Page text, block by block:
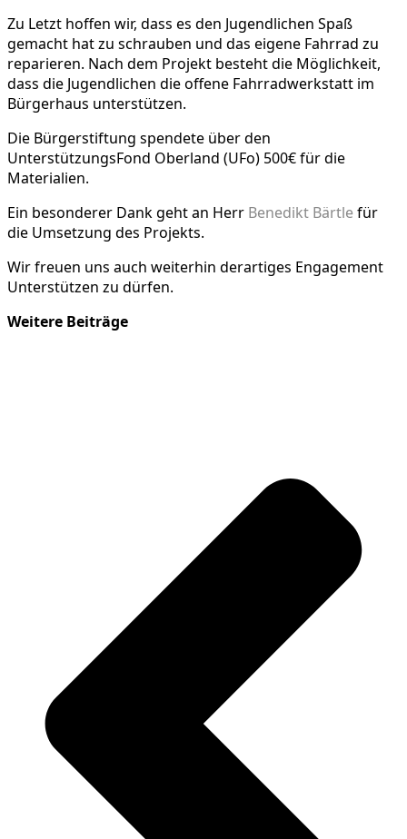
Zu Letzt hoffen wir, dass es den Jugendlichen Spaß
gemacht hat zu schrauben und das eigene Fahrrad zu
reparieren. Nach dem Projekt besteht die Möglichkeit,
dass die Jugendlichen die offene Fahrradwerkstatt im
Bürgerhaus unterstützen.
Die Bürgerstiftung spendete über den
UnterstützungsFond Oberland (UFo) 500€ für die
Materialien.
Ein besonderer Dank geht an Herr Benedikt Bärtlefür
die Umsetzung des Projekts.
Wir freuen uns auch weiterhin derartiges Engagement
Unterstützen zu dürfen.
Weitere Beiträge